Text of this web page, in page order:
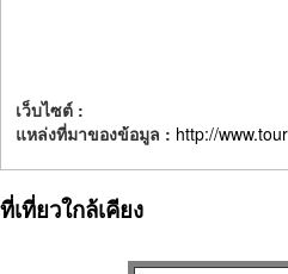
เว็บไซต์ :
แหล่งที่มาของข้อมูล : http://
ที่เที่ยวใกล้เคียง